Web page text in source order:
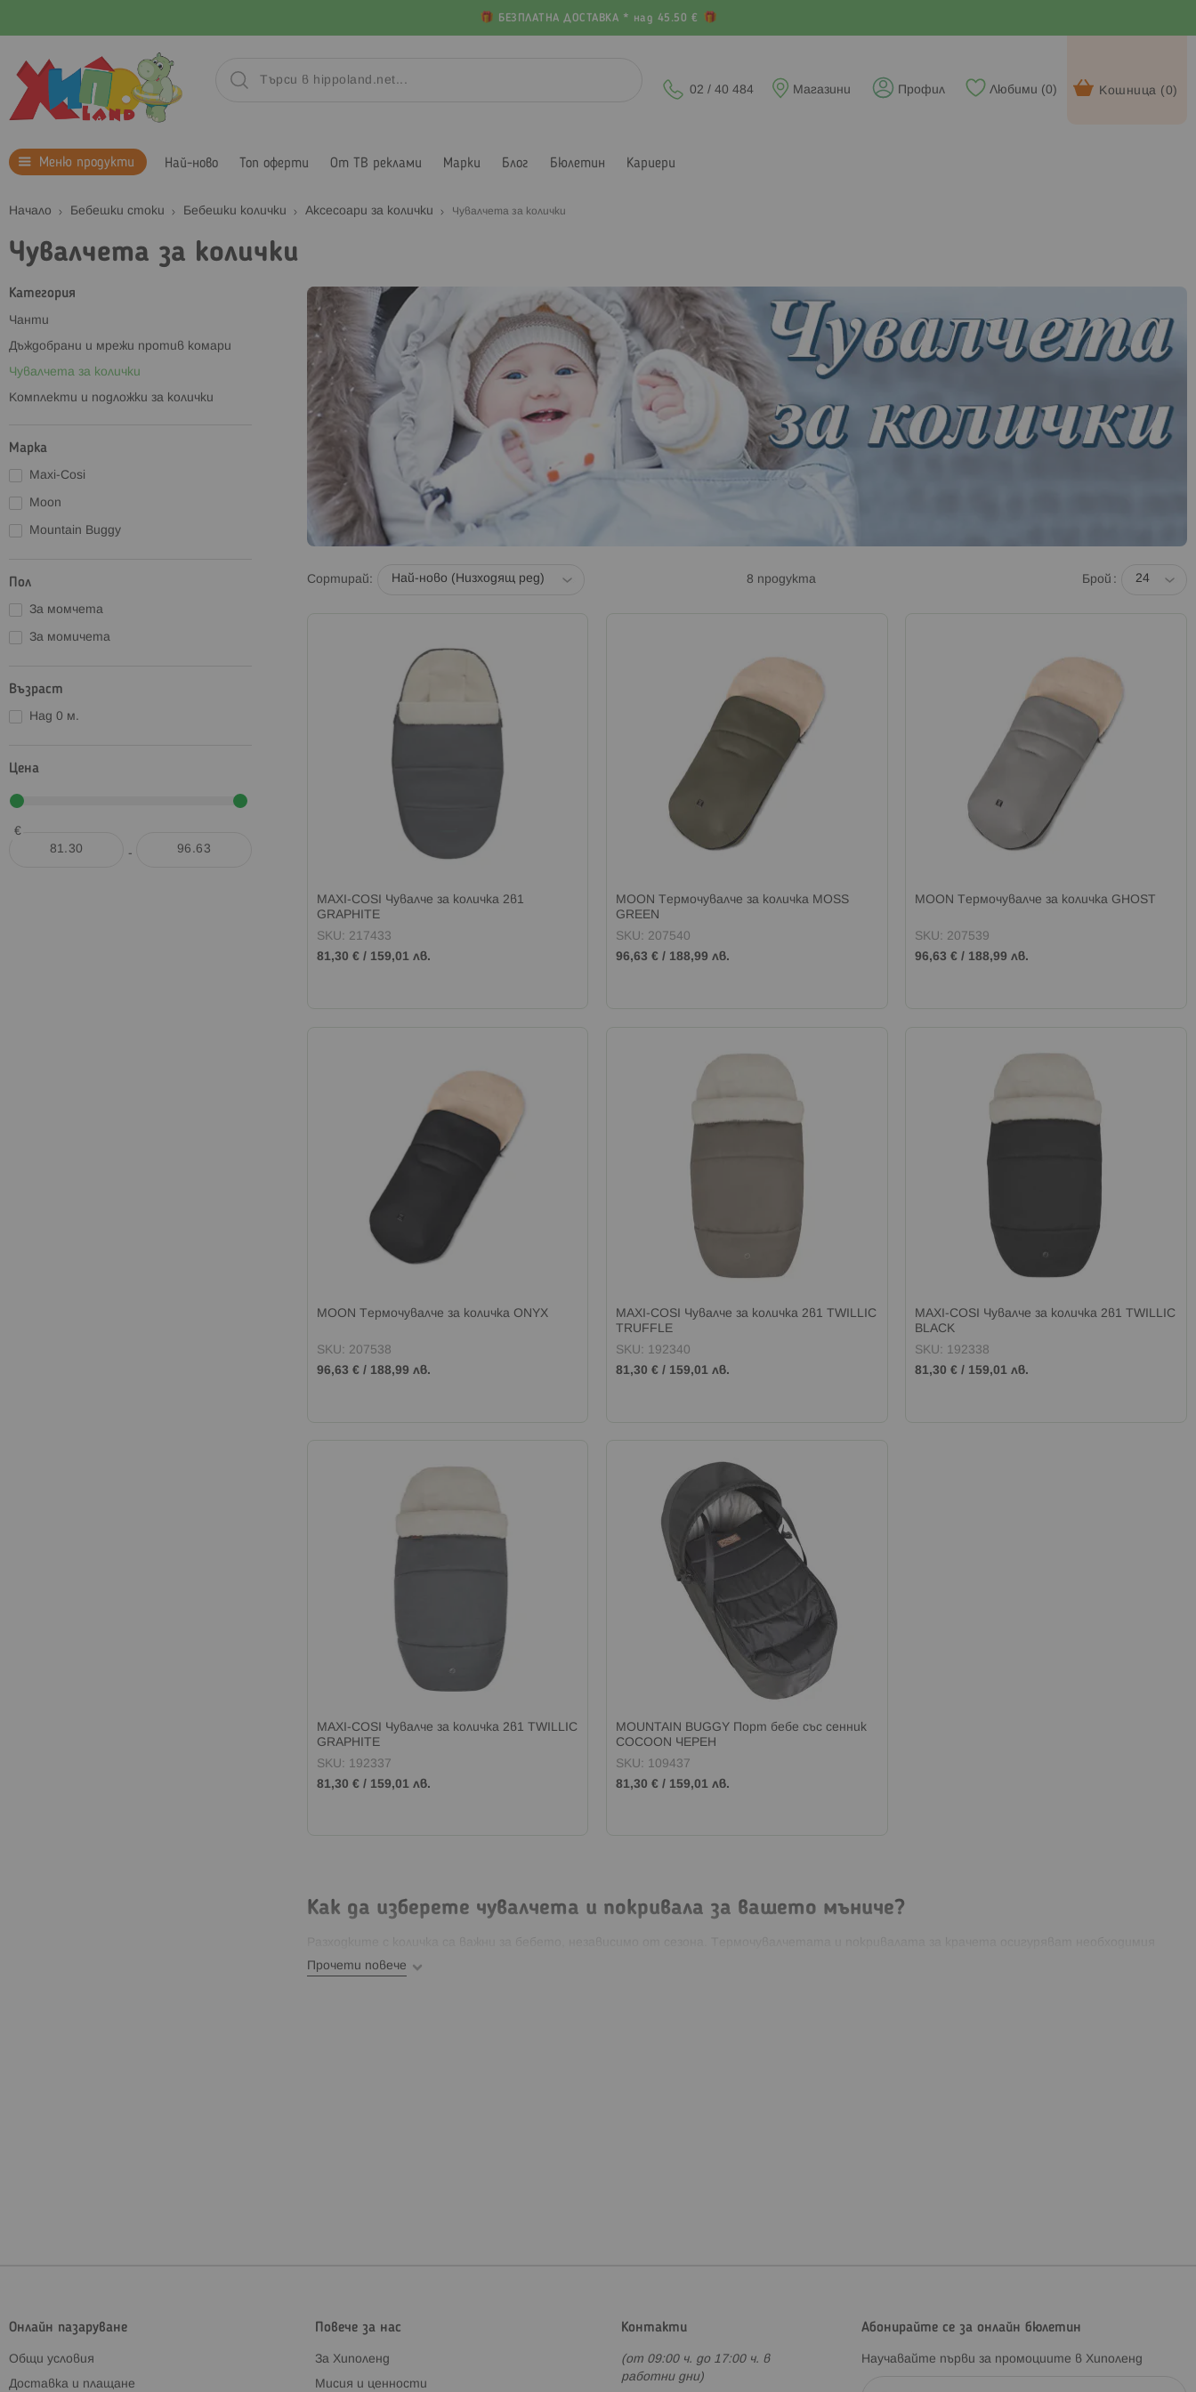
БЕЗПЛАТНА ДОСТАВКА * над 45.50 €
Кошница (0)
Любими (0)
Профил
Магазини
02 / 40 484
Меню продукти Най-ново Топ оферти От ТВ реклами Марки Блог Бюлетин Кариери
Начало Бебешки стоки Бебешки колички Аксесоари за колички Чувалчета за колички
Чувалчета за колички
Сортирай Брой
8 продукта
MAXI-COSI Чувалче за количка 2в1
GRAPHITE
SKU: 217433
81,30 € / 159,01 лв.
MOON Термочувалче за количка MOSS
GREEN
SKU: 207540
96,63 € / 188,99 лв.
MOON Термочувалче за количка GHOST
SKU: 207539
96,63 € / 188,99 лв.
MOON Термочувалче за количка ONYX
SKU: 207538
96,63 € / 188,99 лв.
MAXI-COSI Чувалче за количка 2в1 TWILLIC
TRUFFLE
SKU: 192340
81,30 € / 159,01 лв.
MAXI-COSI Чувалче за количка 2в1 TWILLIC
BLACK
SKU: 192338
81,30 € / 159,01 лв.
MAXI-COSI Чувалче за количка 2в1 TWILLIC
GRAPHITE
SKU: 192337
81,30 € / 159,01 лв.
MOUNTAIN BUGGY Порт бебе със сенник
COCOON ЧЕРЕН
SKU: 109437
81,30 € / 159,01 лв.
Как да изберете чувалчета и покривала за вашето мъниче?
комфорт и защита за него и за вас.
Материали и възраст
Прочети повече
Категория
Чанти
Дъждобрани и мрежи против комари
Чувалчета за колички
Комплекти и подложки за колички
Марка
Maxi-Cosi
Moon
Mountain Buggy
Пол
За момчета
За момичета
Възраст
Над 0 м.
Цена
€
-
Онлайн пазаруване
Общи условия
Доставка и плащане
Повече за нас
За Хиполенд
Мисия и ценности
Контакти
(от 09:00 ч. до 17:00 ч. в
работни дни)
Абонирайте се за онлайн бюлетин
Научавайте първи за промоциите в Хиполенд